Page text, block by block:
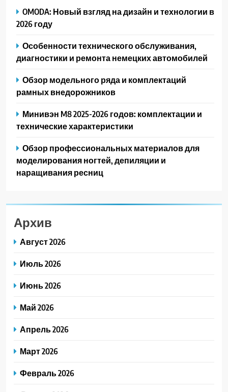
OMODA: Новый взгляд на дизайн и технологии в
2026 году
Особенности технического обслуживания,
диагностики и ремонта немецких автомобилей
Обзор модельного ряда и комплектаций
рамных внедорожников
Минивэн M8 2025-2026 годов: комплектации и
технические характеристики
Обзор профессиональных материалов для
моделирования ногтей, депиляции и
наращивания ресниц
Архив
Август 2026
Июль 2026
Июнь 2026
Май 2026
Апрель 2026
Март 2026
Февраль 2026